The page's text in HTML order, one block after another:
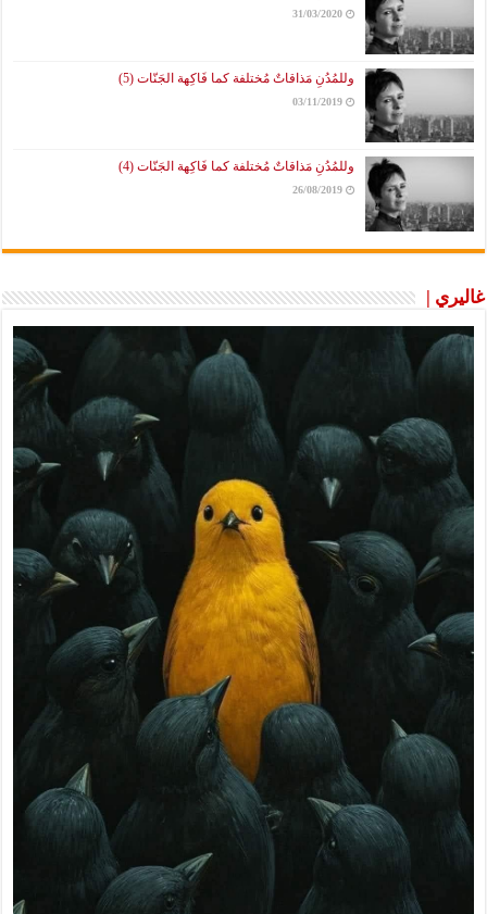
31/03/2020
وللمُدُنِ مَذاقاتٌ مُختلفة كما فَاكِهة الجَنّات (5)
03/11/2019
وللمُدُنِ مَذاقاتٌ مُختلفة كما فَاكِهة الجَنّات (4)
26/08/2019
غاليري |